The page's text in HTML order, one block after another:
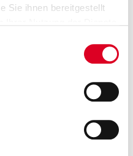
Sie ihnen bereitgestellt
Schadsoftware auf
Anstieg